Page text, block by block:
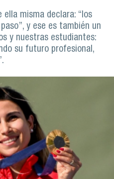
ella misma declara: “los
y ese es también un
y nuestras estudiantes:
su futuro profesional,